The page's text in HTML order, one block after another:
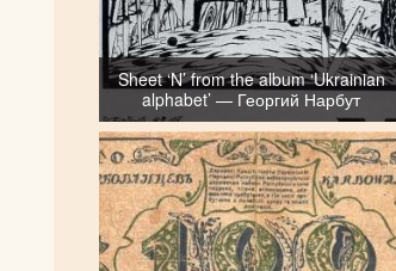
Sheet ‘N’ from the album ‘Ukrainian
alphabet’ — Георгий Нарбут